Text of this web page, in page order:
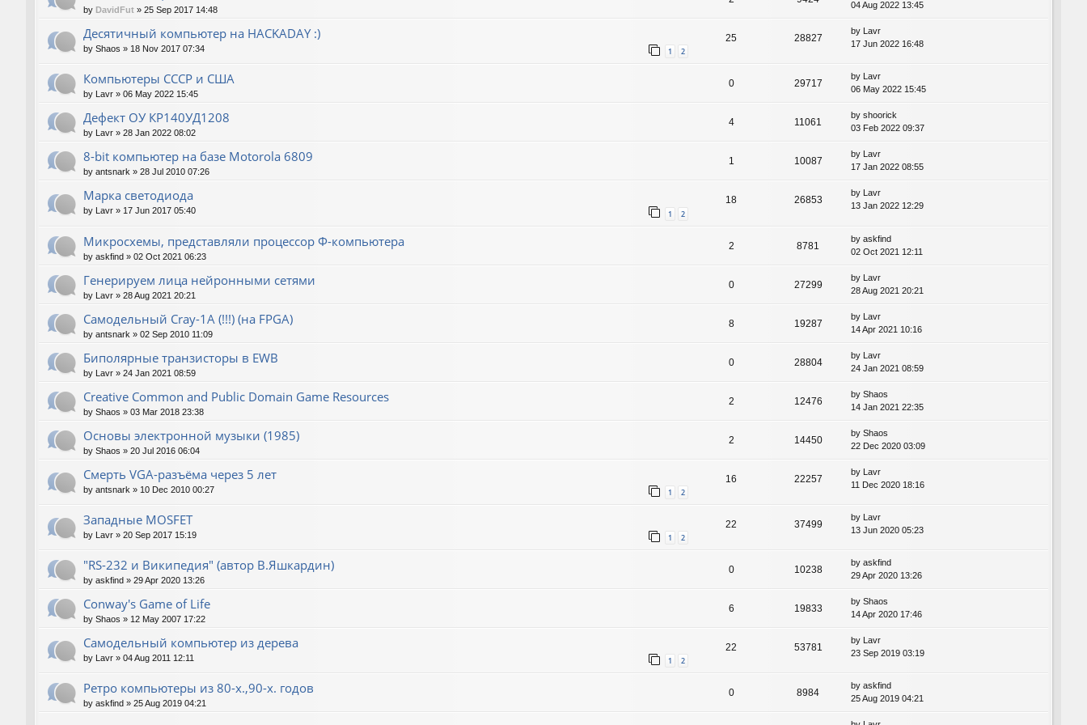
by DavidFut » 25 Sep 2017 14:48 04 Aug 2022 13:45
Десятичный компьютер на HACKADAY :)
by Shaos » 18 Nov 2017 07:34 1 2
25 28827
by
Lavr
17 Jun 2022 16:48
Компьютеры СССР и США
by Lavr » 06 May 2022 15:45
0 29717
by Lavr
06 May 2022 15:45
Дефект ОУ КР140УД1208
by Lavr » 28 Jan 2022 08:02
4 11061
by shoorick
03 Feb 2022 09:37
8-bit компьютер на базе Motorola 6809
by antsnark » 28 Jul 2010 07:26
1 10087
by Lavr
17 Jan 2022 08:55
Марка светодиода
by Lavr » 17 Jun 2017 05:40 1 2
18 26853
by Lavr
13 Jan 2022 12:29
Микросхемы, представляли процессор Ф-компьютера
by askfind » 02 Oct 2021 06:23
2 8781
by askfind
02 Oct 2021 12:11
Генерируем лица нейронными сетями
by Lavr » 28 Aug 2021 20:21
0 27299
by Lavr
28 Aug 2021 20:21
Cамодельный Cray-1A (!!!) (на FPGA)
by antsnark » 02 Sep 2010 11:09
8 19287
by Lavr
14 Apr 2021 10:16
Биполярные транзисторы в EWB
by Lavr » 24 Jan 2021 08:59
0 28804
by Lavr
24 Jan 2021 08:59
Creative Common and Public Domain Game Resources
by Shaos » 03 Mar 2018 23:38
2 12476
by Shaos
14 Jan 2021 22:35
Основы электронной музыки (1985)
by Shaos » 20 Jul 2016 06:04
2 14450
by Shaos
22 Dec 2020 03:09
Смерть VGA-разъёма через 5 лет
by antsnark » 10 Dec 2010 00:27 1 2
16 22257
by Lavr
11 Dec 2020 18:16
Западные MOSFET
by Lavr » 20 Sep 2017 15:19 1 2
22 37499
by Lavr
13 Jun 2020 05:23
"RS-232 и Википедия" (автор В.Яшкардин)
by askfind » 29 Apr 2020 13:26
0 10238
by askfind
29 Apr 2020 13:26
Conway's Game of Life
by Shaos » 12 May 2007 17:22
6 19833
by Shaos
14 Apr 2020 17:46
Самодельный компьютер из дерева
by Lavr » 04 Aug 2011 12:11 1 2
22 53781
by Lavr
23 Sep 2019 03:19
Ретро компьютеры из 80-х.,90-х. годов
by askfind » 25 Aug 2019 04:21
0 8984
by askfind
25 Aug 2019 04:21